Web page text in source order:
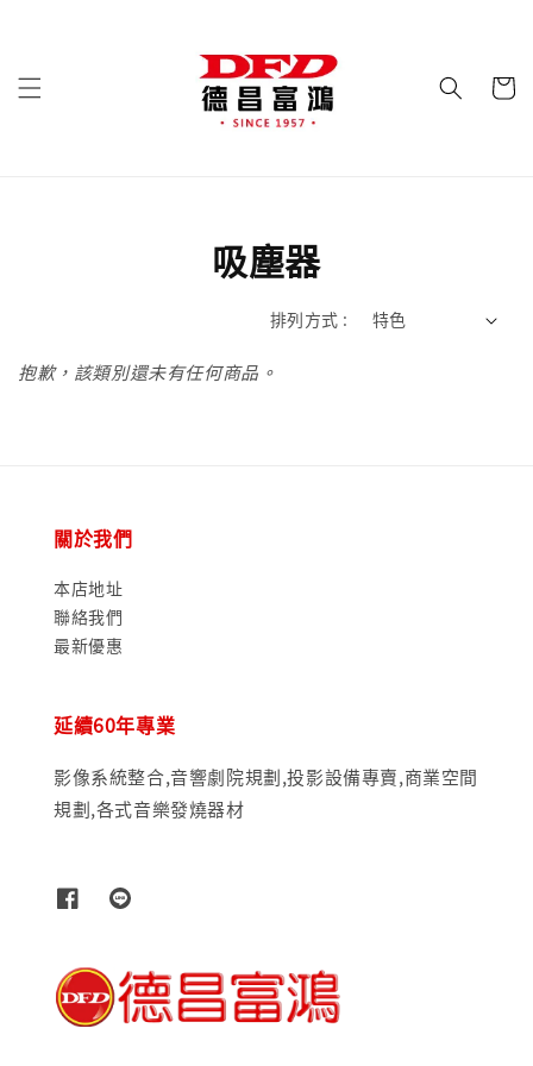
吸塵器
排列方式 :
抱歉，該類別還未有任何商品。
關於我們
本店地址
聯絡我們
最新優惠
延續60年專業
影像系統整合,音響劇院規劃,投影設備專賣,商業空間
規劃,各式音樂發燒器材